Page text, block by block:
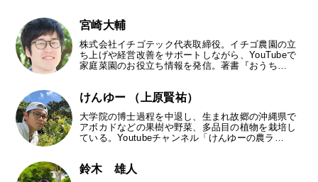
宮崎大輔
株式会社イチゴテック代表取締役。イチゴ農園の立
ち上げや経営改善をサポートしながら、YouTubeで
家庭菜園のお役立ち情報を発信。著書『おうち…
けんゆー （上原賢祐）
大学院の博士過程を中退し、生まれ故郷の沖縄県で
アボカドなどの果樹や野菜、多品目の植物を栽培し
ている。Youtubeチャンネル「けんゆーの農ラ…
鈴木 雄人